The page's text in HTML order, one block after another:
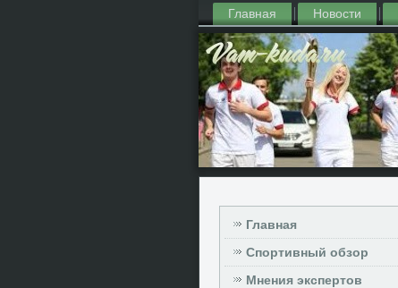
Главная Новости
Главная
Спортивный обзор
Мнения экспертов